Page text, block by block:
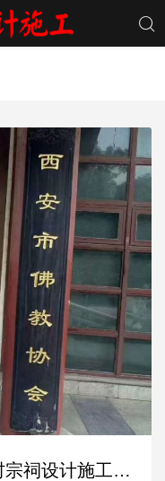
但行善事，莫问前程！农村宗祠设计施工图纸，寺院规划设计方案，合影留念！